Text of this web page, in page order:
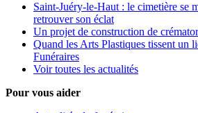
Saint-Juéry-le-Haut : le cimetière se
retrouver son éclat
Un projet de construction de
Quand les Arts Plastiques tissent un
Funéraires
Voir toutes les actualités
Pour vous aider